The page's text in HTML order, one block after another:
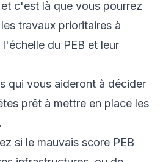
c'est là que vous pourrez
travaux prioritaires à
du PEB et leur
qui vous aideront à décider
prêt à mettre en place les
si le mauvais score PEB